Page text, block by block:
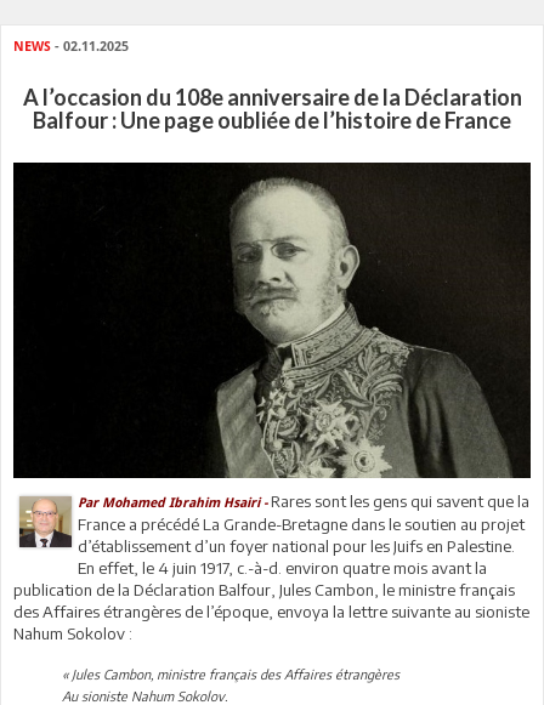
NEWS - 02.11.2025
A l’occasion du 108e anniversaire de la Déclaration
Balfour : Une page oubliée de l’histoire de France
Par Mohamed Ibrahim Hsairi - Rares sont les gens qui savent que la
France a précédé La Grande-Bretagne dans le soutien au projet
d’établissement d’un foyer national pour les Juifs en Palestine.
En effet, le 4 juin 1917, c.-à-d. environ quatre mois avant la
publication de la Déclaration Balfour, Jules Cambon, le ministre français
des Affaires étrangères de l’époque, envoya la lettre suivante au sioniste
Nahum Sokolov :
« Jules Cambon, ministre français des Affaires étrangères
Au sioniste Nahum Sokolov.